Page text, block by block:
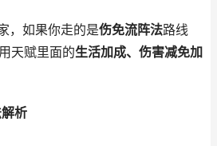
，如果你走的是伤免流阵法路线
天赋里面的生活加成、伤害减免加
析